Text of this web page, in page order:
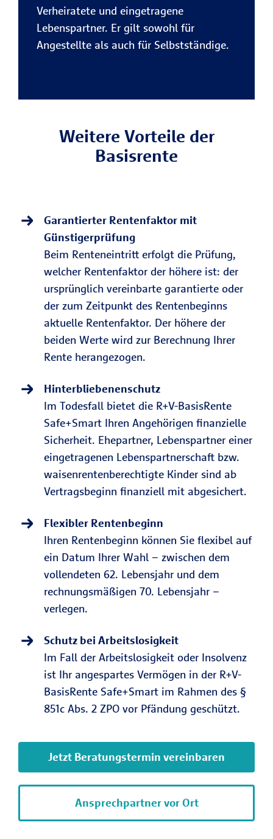
Verheiratete und eingetragene
Lebenspartner. Er gilt sowohl für
Angestellte als auch für Selbstständige.
Weitere Vorteile der
Basisrente
Garantierter Rentenfaktor mit
Günstigerprüfung
Beim Renteneintritt erfolgt die Prüfung,
welcher Rentenfaktor der höhere ist: der
ursprünglich vereinbarte garantierte oder
der zum Zeitpunkt des Rentenbeginns
aktuelle Rentenfaktor. Der höhere der
beiden Werte wird zur Berechnung Ihrer
Rente herangezogen.
Hinterbliebenenschutz
Im Todesfall bietet die R+V-BasisRente
Safe+Smart Ihren Angehörigen finanzielle
Sicherheit. Ehepartner, Lebenspartner einer
eingetragenen Lebenspartnerschaft bzw.
waisenrentenberechtigte Kinder sind ab
Vertragsbeginn finanziell mit abgesichert.
Flexibler Rentenbeginn
Ihren Rentenbeginn können Sie flexibel auf
ein Datum Ihrer Wahl – zwischen dem
vollendeten 62. Lebensjahr und dem
rechnungsmäßigen 70. Lebensjahr –
verlegen.
Schutz bei Arbeitslosigkeit
Im Fall der Arbeitslosigkeit oder Insolvenz
ist Ihr angespartes Vermögen in der R+V-
BasisRente Safe+Smart im Rahmen des §
851c Abs. 2 ZPO vor Pfändung geschützt.
Jetzt Beratungstermin vereinbaren
Ansprechpartner vor Ort